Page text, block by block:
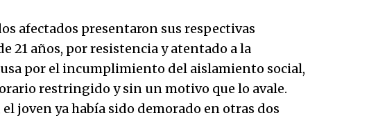
afectados presentaron sus respectivas
21 años, por resistencia y atentado a la
por el incumplimiento del aislamiento social,
restringido y sin un motivo que lo avale.
joven ya había sido demorado en otras dos